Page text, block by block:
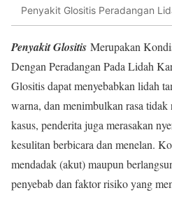
Penyakit Glositis Peradangan
Penyakit Glositis Merupakan
Dengan Peradangan Pada Lidah
Glositis dapat menyebabkan lidah
warna, dan menimbulkan rasa tidak
kasus, penderita juga merasakan
kesulitan berbicara dan menelan.
mendadak (akut) maupun
penyebab dan faktor risiko yang